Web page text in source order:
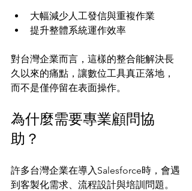
大幅減少人工發信與重複作業
提升整體系統運作效率
對台灣企業而言，這樣的整合能解決長
久以來的痛點，讓數位工具真正落地，
而不是僅停留在表面操作。
為什麼需要專業顧問協
助？
許多台灣企業在導入Salesforce時，會遇
到客製化需求、流程設計與培訓問題。